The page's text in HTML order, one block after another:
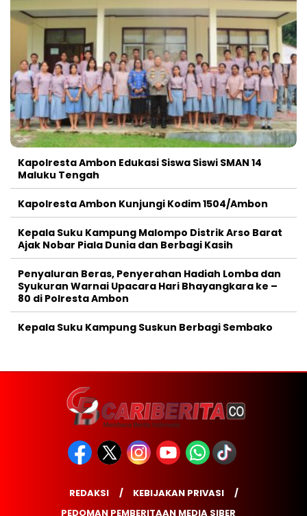
Kapolresta Ambon Edukasi Siswa Siswi SMAN 14
Maluku Tengah
Kapolresta Ambon Kunjungi Kodim 1504/Ambon
Kepala Suku Kampung Malompo Distrik Arso Barat
Ajak Nobar Piala Dunia dan Berbagi Kasih
Penyaluran Beras, Penyerahan Hadiah Lomba dan
Syukuran Warnai Upacara Hari Bhayangkara ke –
80 di Polresta Ambon
Kepala Suku Kampung Suskun Berbagi Sembako
REDAKSI
KEBIJAKAN PRIVASI
PEDOMAN PEMBERITAAN MEDIA SIBER